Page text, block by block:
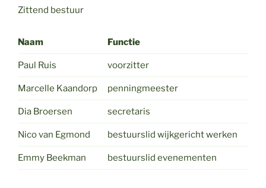
Zittend bestuur
Naam Functie
Paul Ruis voorzitter
Marcelle Kaandorp penningmeester
Dia Broersen secretaris
Nico van Egmond bestuurslid wijkgericht werken
Emmy Beekman bestuurslid evenementen